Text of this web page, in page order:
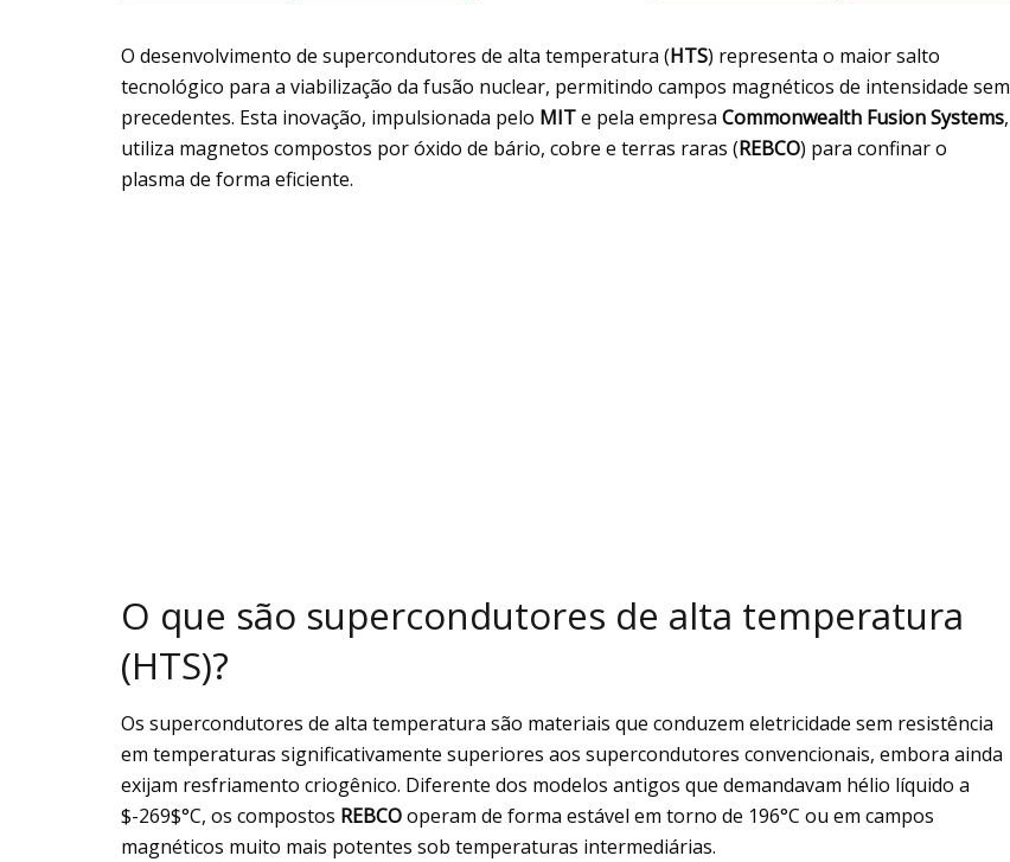
O desenvolvimento de supercondutores de alta temperatura (HTS) representa o maior salto
tecnológico para a viabilização da fusão nuclear, permitindo campos magnéticos de intensidade sem
precedentes. Esta inovação, impulsionada pelo MITe pela empresa Commonwealth Fusion Systems,
utiliza magnetos compostos por óxido de bário, cobre e terras raras (REBCO) para confinar o
plasma de forma eficiente.
O que são supercondutores de alta temperatura
(HTS)?
Os supercondutores de alta temperatura são materiais que conduzem eletricidade sem resistência
em temperaturas significativamente superiores aos supercondutores convencionais, embora ainda
exijam resfriamento criogênico. Diferente dos modelos antigos que demandavam hélio líquido a
$-269$°C, os compostos REBCOoperam de forma estável em torno de 196°C ou em campos
magnéticos muito mais potentes sob temperaturas intermediárias.